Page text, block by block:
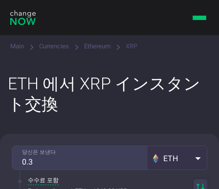
Main Currencies Ethereum XRP
ETH 에서 XRP インスタン
ト交換
당신은 보낸다
ETH
수수료 포함